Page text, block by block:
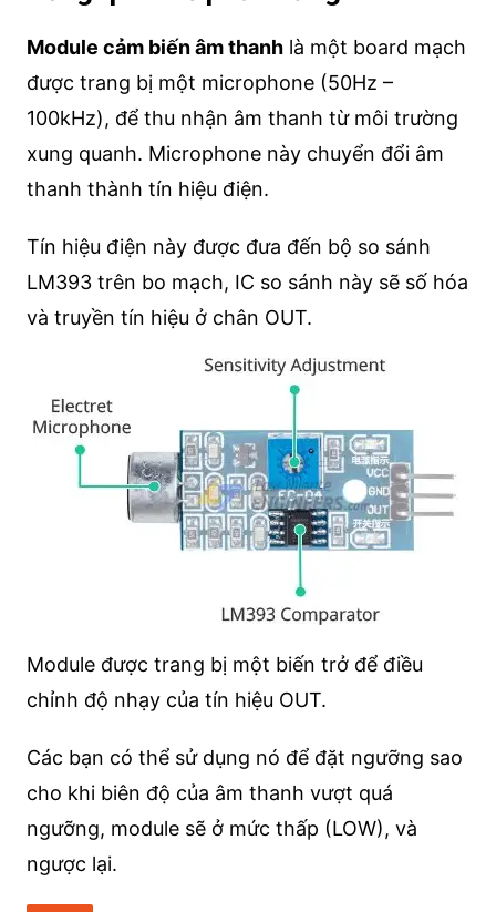
Module cảm biến âm thanhlà một board mạch
được trang bị một microphone (50Hz –
100kHz), để thu nhận âm thanh từ môi trường
xung quanh. Microphone này chuyển đổi âm
thanh thành tín hiệu điện.
Tín hiệu điện này được đưa đến bộ so sánh
LM393 trên bo mạch, IC so sánh này sẽ số hóa
và truyền tín hiệu ở chân OUT.
Module được trang bị một biến trở để điều
chỉnh độ nhạy của tín hiệu OUT.
Các bạn có thể sử dụng nó để đặt ngưỡng sao
cho khi biên độ của âm thanh vượt quá
ngưỡng, module sẽ ở mức thấp (LOW), và
ngược lại.